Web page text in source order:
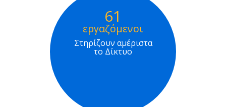
61
εργαζόμενοι
Στηρίζουν αμέριστα
το Δίκτυο